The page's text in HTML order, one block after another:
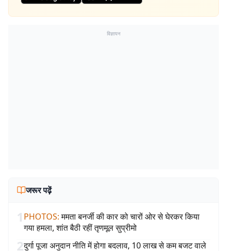
विज्ञापन
जरूर पढ़ें
1 PHOTOS: ममता बनर्जी की कार को चारों ओर से घेरकर किया
गया हमला, शांत बैठी रहीं तृणमूल सुप्रीमो
2दुर्गा पूजा अनुदान नीति में होगा बदलाव, 10 लाख से कम बजट वाले